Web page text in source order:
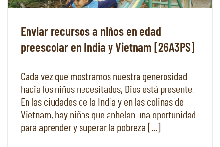
Enviar recursos a niños en edad
preescolar en India y Vietnam [26A3PS]
Cada vez que mostramos nuestra generosidad
hacia los niños necesitados, Dios está presente.
En las ciudades de la India y en las colinas de
Vietnam, hay niños que anhelan una oportunidad
para aprender y superar la pobreza [...]